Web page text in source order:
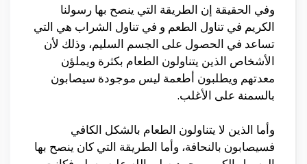
وفي الحقيقة إن الطريقة التي ينصح بها رسولنا
الكريم في تناول الطعم و في تناول الشراب هي التي
تساعد في الحصول على الجسم السليم، وذلك لأن
الأشخاص الذين يتناولون الطعام بكثرة ويملؤن
معدتهم ويطلبون أطعمة ليس موجودة سيصابون
بالسمنة على الأغلب.
وأما الذين لا يتناولون الطعام بالشكل الكافي
فسيصابون بالنحافة، وأما الطريقة التي كان ينصح بها